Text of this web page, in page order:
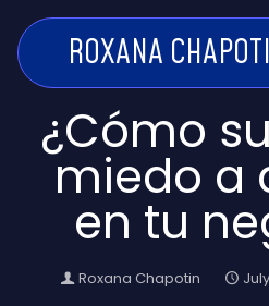
ROXANA
¿Cómo
miedo a
en tu
Roxana Chapotin